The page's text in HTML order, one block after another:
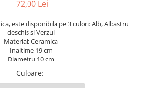
72,00 Lei
este disponibila pe 3 culori: Alb, Albastru
deschis si Verzui
Material: Ceramica
Inaltime 19 cm
Diametru 10 cm
Culoare: